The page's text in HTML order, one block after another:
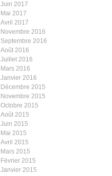
Juin 2017
Mai 2017
Avril 2017
Novembre 2016
Septembre 2016
Août 2016
Juillet 2016
Mars 2016
Janvier 2016
Décembre 2015
Novembre 2015
Octobre 2015
Août 2015
Juin 2015
Mai 2015
Avril 2015
Mars 2015
Février 2015
Janvier 2015